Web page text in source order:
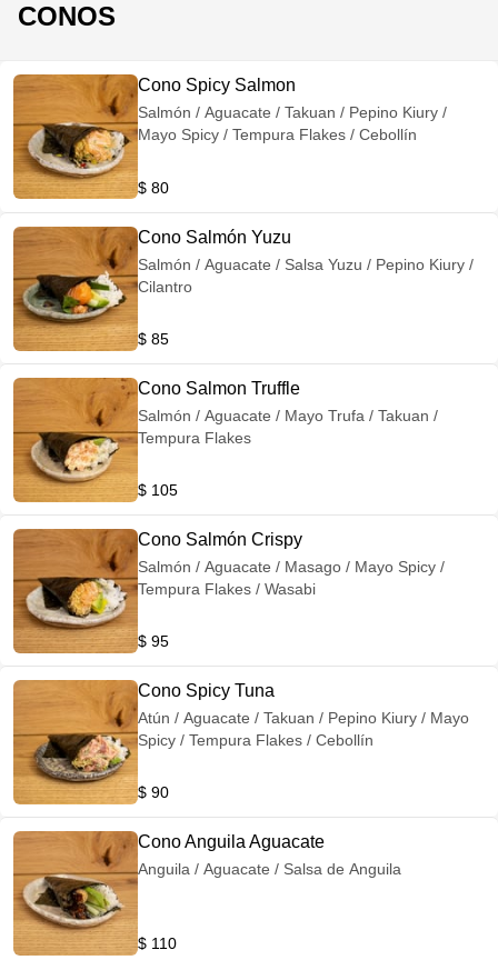
CONOS
Cono Spicy Salmon
Salmón / Aguacate / Takuan / Pepino Kiury /
Mayo Spicy / Tempura Flakes / Cebollín
$ 80
Cono Salmón Yuzu
Salmón / Aguacate / Salsa Yuzu / Pepino Kiury /
Cilantro
$ 85
Cono Salmon Truffle
Salmón / Aguacate / Mayo Trufa / Takuan /
Tempura Flakes
$ 105
Cono Salmón Crispy
Salmón / Aguacate / Masago / Mayo Spicy /
Tempura Flakes / Wasabi
$ 95
Cono Spicy Tuna
Atún / Aguacate / Takuan / Pepino Kiury / Mayo
Spicy / Tempura Flakes / Cebollín
$ 90
Cono Anguila Aguacate
Anguila / Aguacate / Salsa de Anguila
$ 110